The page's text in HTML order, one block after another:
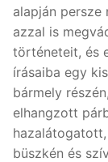
alapján persze
azzal is
történeteit, és
írásaiba egy
bármely
elhangzott
büszkén és